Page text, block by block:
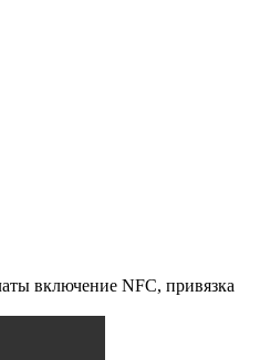
включение NFC, привязка